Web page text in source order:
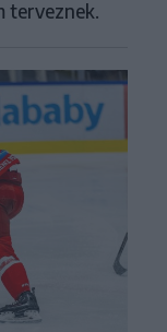
terveznek.